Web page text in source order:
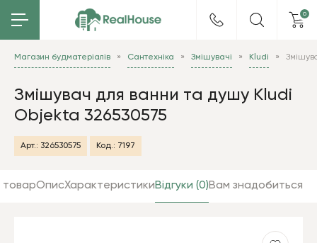
0
Магазин будматеріалів Сантехніка Змішувачі Kludi
Змішувач для ванни та душу Kludi
Objekta 326530575
Арт.: 326530575 Код.: 7197
ОписХарактеристикиВідгуки (0)Вам знадобиться